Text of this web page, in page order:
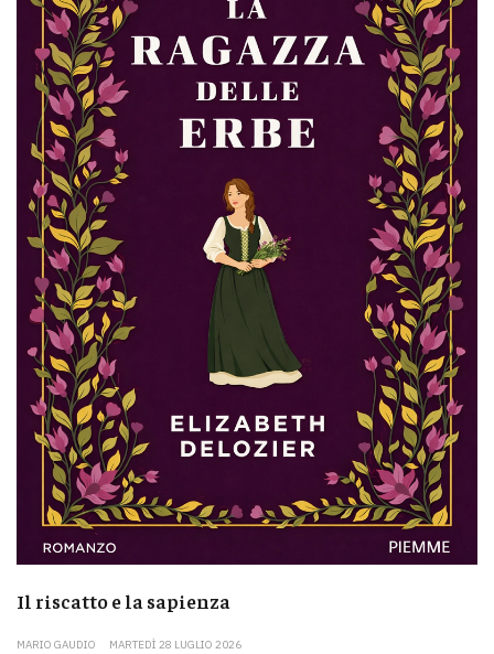
Il riscatto e la sapienza
MARIO GAUDIO MARTEDÌ 28 LUGLIO 2026